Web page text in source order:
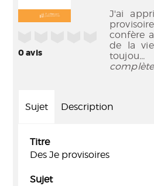
0avis
J'ai
confère
de la
toujou...
Sujet Description
Titre
Des Je provisoires
Sujet